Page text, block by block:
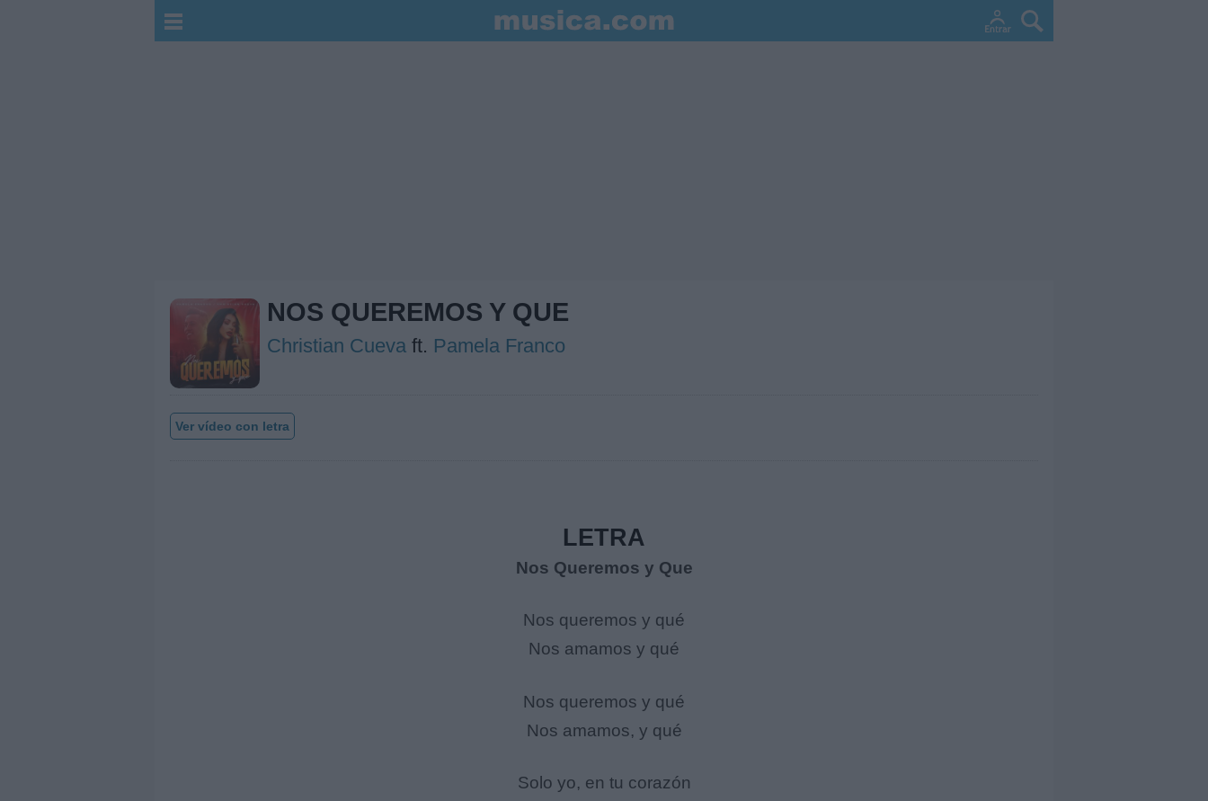
NOS QUEREMOS Y QUE
Christian Cueva ft. Pamela Franco
Ver vídeo con letra
LETRA
Nos Queremos y Que
Nos queremos y qué
Nos amamos y qué
Nos queremos y qué
Nos amamos, y qué
Solo yo, en tu corazón